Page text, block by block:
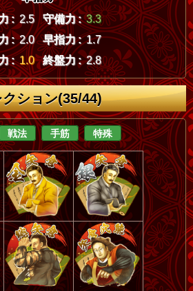
: 2.5 守備力 : 3.3
: 2.0 早指力 : 1.7
: 1.0 終盤力 : 2.8
ション(35/44)
戦法 手筋 特殊